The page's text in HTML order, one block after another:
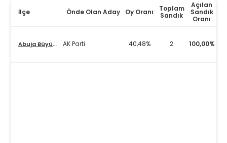
İlçe Önde Olan Aday Oy Oranı
Toplam
Sandık
Açılan
Sandık
Oranı
Abuja Büyükelçiliği AK Parti 40,48% 2 100,00%